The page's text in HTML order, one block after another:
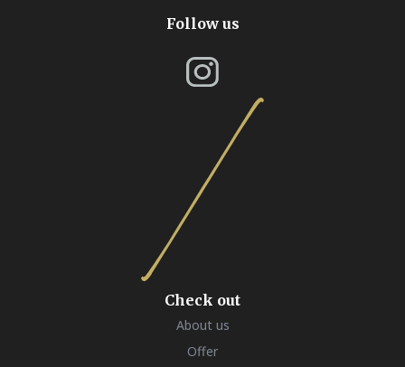
Follow us
Check out
About us
Offer